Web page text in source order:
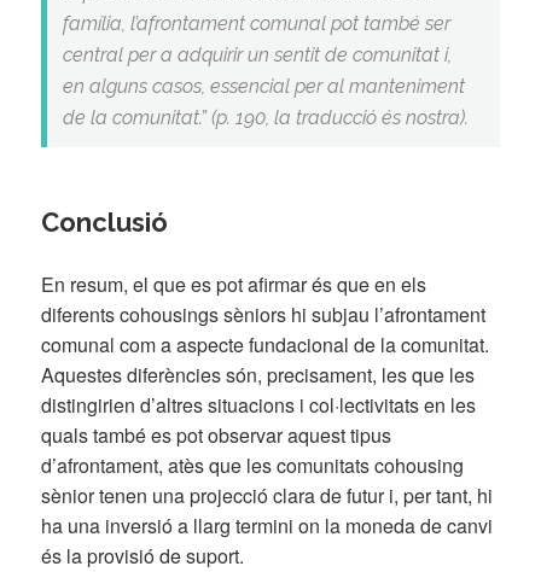
família, l’afrontament comunal pot també ser
central per a adquirir un sentit de comunitat i,
en alguns casos, essencial per al manteniment
de la comunitat.” (p. 190, la traducció és nostra).
Conclusió
En resum, el que es pot afirmar és que en els
diferents cohousings sèniors hi subjau l’afrontament
comunal com a aspecte fundacional de la comunitat.
Aquestes diferències són, precisament, les que les
distingirien d’altres situacions i col·lectivitats en les
quals també es pot observar aquest tipus
d’afrontament, atès que les comunitats cohousing
sènior tenen una projecció clara de futur i, per tant, hi
ha una inversió a llarg termini on la moneda de canvi
és la provisió de suport.